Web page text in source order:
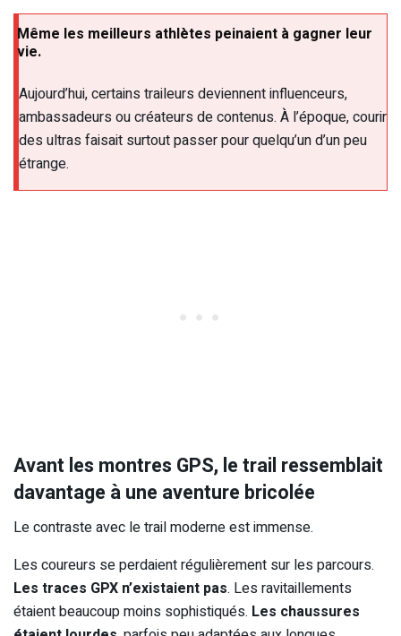
Même les meilleurs athlètes peinaient à gagner leur
vie.
Aujourd’hui, certains traileurs deviennent influenceurs,
ambassadeurs ou créateurs de contenus. À l’époque, courir
des ultras faisait surtout passer pour quelqu’un d’un peu
étrange.
Avant les montres GPS, le trail ressemblait
davantage à une aventure bricolée
Le contraste avec le trail moderne est immense.
Les coureurs se perdaient régulièrement sur les parcours.
Les traces GPX n’existaient pas. Les ravitaillements
étaient beaucoup moins sophistiqués. Les chaussures